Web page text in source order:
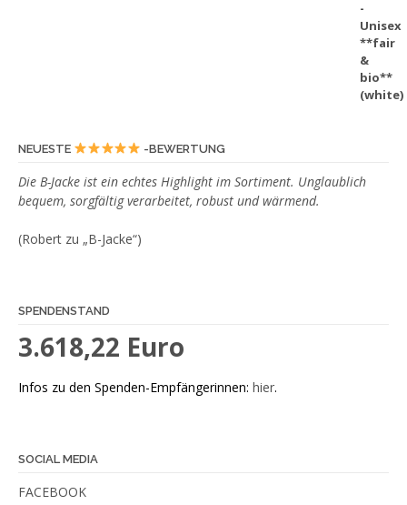
NEUESTE -BEWERTUNG
Die B-Jacke ist ein echtes Highlight im Sortiment. Unglaublich
bequem, sorgfältig verarbeitet, robust und wärmend.
(Robert zu „B-Jacke“)
SPENDENSTAND
3.618,22 Euro
Infos zu den Spenden-Empfängerinnen: hier.
SOCIAL MEDIA
FACEBOOK